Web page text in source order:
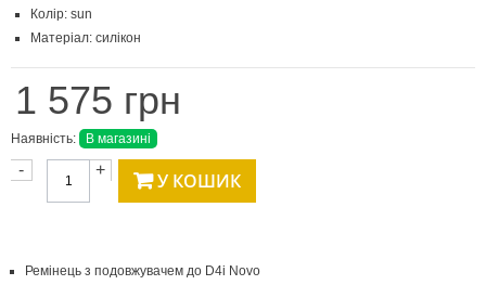
Колір: sun
Матеріал: силікон
1 575 грн
Наявність: В магазині
- + У КОШИК
Ремінець з подовжувачем до D4i Novo